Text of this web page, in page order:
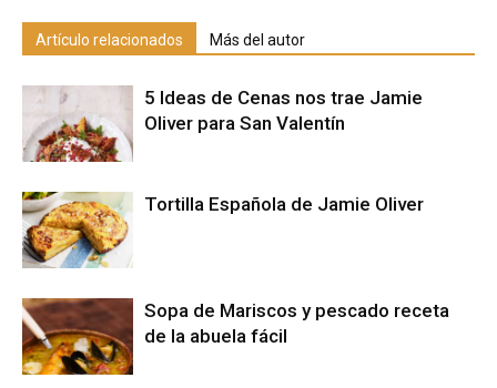
Artículo relacionados Más del autor
5 Ideas de Cenas nos trae Jamie
Oliver para San Valentín
Tortilla Española de Jamie Oliver
Sopa de Mariscos y pescado receta
de la abuela fácil